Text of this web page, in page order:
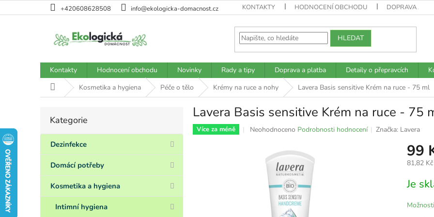
na
+420608628508 info@ekologicka-domacnost.cz KONTAKTY HODNOCENÍ OBCHODU DOPRAVA A
HLEDAT
Kontakty Hodnocení obchodu Novinky Rady a tipy Doprava a platba Detaily o přepravcích
Domů Kosmetika a hygiena Péče o tělo Krémy na ruce a nohy Lavera Basis sensitive Krém na ruce - 75 ml
s
r
n
í
Přeskočit
Kategorie
Dezinfekce
Domácí potřeby
Kosmetika a hygiena
Intimní hygiena
Lavera Basis sensitive Krém na ruce - 75
Více za méně
Průměrné
hvězdiček.
Neohodnoceno Podrobnosti hodnocení Značka: Lavera
99
81,82
cena:
Je